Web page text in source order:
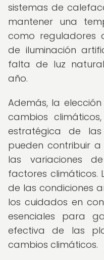
sistemas de
mantener una
como reguladores
de iluminación
falta de luz
año.
Además, la
cambios
estratégica de
pueden contribuir
las variaciones
factores climáticos.
de las condiciones
los cuidados en
esenciales para
efectiva de las
cambios climáticos.